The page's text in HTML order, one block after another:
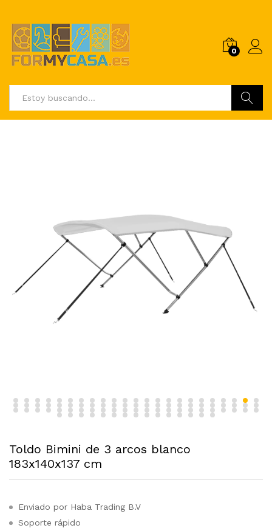
0
Toldo Bimini de 3 arcos blanco
183x140x137 cm
Enviado por Haba Trading B.V
Soporte rápido